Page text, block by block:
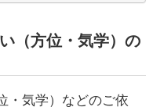
（方位・気学）の
・気学）などのご依